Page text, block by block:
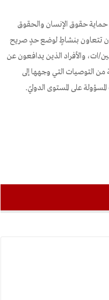
حقوق الإنسان والحقوق
أن تتعاون بنشاطٍ لوضع حدٍ صريح
ات، والأفراد الذين يدافعون عن
التوصيات التي وجهها إلى
على المستوى الدوليّ.